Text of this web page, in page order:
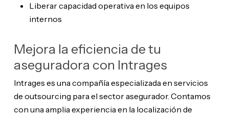
Liberar capacidad operativa en los equipos
internos
Mejora la eficiencia de tu
aseguradora con Intrages
Intrages es una compañía especializada en servicios
de outsourcing para el sector asegurador. Contamos
con una amplia experiencia en la localización de